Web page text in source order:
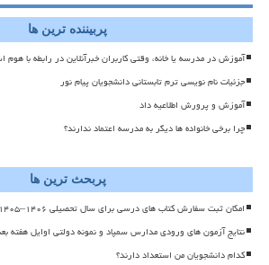
پربیننده ترین ها
آموزش در مدرسه یا خانه، وقتی کاربران خبرآنلاین در رابطه با
جزئیات نام نویسی ترم تابستانی دانشجویان پیام نور
آموزش و پرورش اطلاعیه داد
چرا برخی خانواده ها دیگر به مدرسه اعتماد ندارند؟
پربحث ترین ها
امکان ثبت سفارش کتاب های درسی برای سال تحصیلی ۱۴۰۶–۱۴۰۵
نتایج آزمون های ورودی مدارس سمپاد و نمونه دولتی اوایل هفته
کدام دانشجویان من استعداد دارند؟